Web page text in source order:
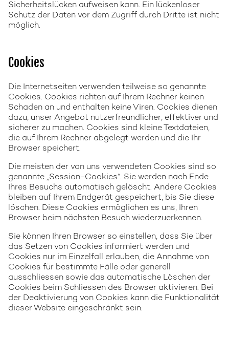
Sicherheitslücken aufweisen kann. Ein lückenloser
Schutz der Daten vor dem Zugriff durch Dritte ist nicht
möglich.
Cookies
Die Internetseiten verwenden teilweise so genannte
Cookies. Cookies richten auf Ihrem Rechner keinen
Schaden an und enthalten keine Viren. Cookies dienen
dazu, unser Angebot nutzerfreundlicher, effektiver und
sicherer zu machen. Cookies sind kleine Textdateien,
die auf Ihrem Rechner abgelegt werden und die Ihr
Browser speichert.
Die meisten der von uns verwendeten Cookies sind so
genannte „Session-Cookies“. Sie werden nach Ende
Ihres Besuchs automatisch gelöscht. Andere Cookies
bleiben auf Ihrem Endgerät gespeichert, bis Sie diese
löschen. Diese Cookies ermöglichen es uns, Ihren
Browser beim nächsten Besuch wiederzuerkennen.
Sie können Ihren Browser so einstellen, dass Sie über
das Setzen von Cookies informiert werden und
Cookies nur im Einzelfall erlauben, die Annahme von
Cookies für bestimmte Fälle oder generell
ausschliessen sowie das automatische Löschen der
Cookies beim Schliessen des Browser aktivieren. Bei
der Deaktivierung von Cookies kann die Funktionalität
dieser Website eingeschränkt sein.